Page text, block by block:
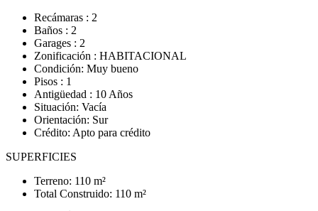
Recámaras : 2
Baños : 2
Garages : 2
Zonificación : HABITACIONAL
Condición: Muy bueno
Pisos : 1
Antigüedad : 10 Años
Situación: Vacía
Orientación: Sur
Crédito: Apto para crédito
SUPERFICIES
Terreno: 110 m²
Total Construido: 110 m²